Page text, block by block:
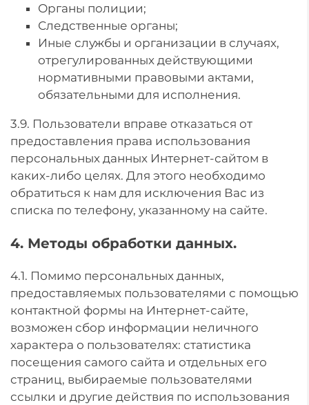
Органы полиции;
Следственные органы;
Иные службы и организации в случаях,
отрегулированных действующими
нормативными правовыми актами,
обязательными для исполнения.
3.9. Пользователи вправе отказаться от
предоставления права использования
персональных данных Интернет-сайтом в
каких-либо целях. Для этого необходимо
обратиться к нам для исключения Вас из
списка по телефону, указанному на сайте.
4. Методы обработки данных.
4.1. Помимо персональных данных,
предоставляемых пользователями с помощью
контактной формы на Интернет-сайте,
возможен сбор информации неличного
характера о пользователях: статистика
посещения самого сайта и отдельных его
страниц, выбираемые пользователями
ссылки и другие действия по использования